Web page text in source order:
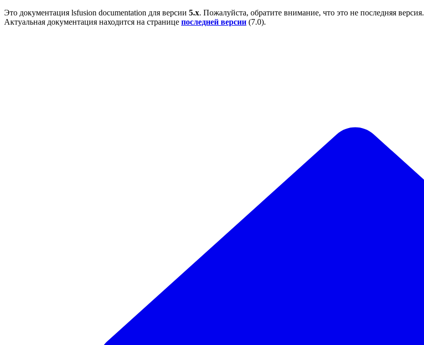
Это документация lsfusion documentation для версии 5.x. Пожалуйста, обратите внимание, что это не последняя версия.
Актуальная документация находится на странице последней версии (7.0).